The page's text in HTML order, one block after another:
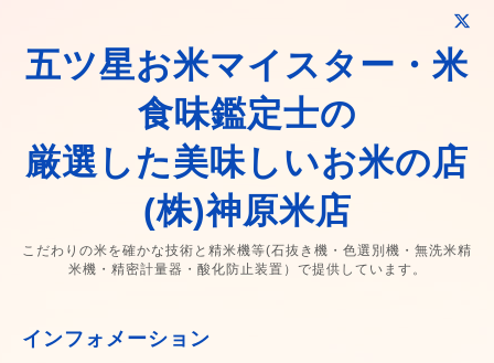
五ツ星お米マイスター・米
食味鑑定士の
厳選した美味しいお米の店
(株)神原米店
こだわりの米を確かな技術と精米機等(石抜き機・色選別機・無洗米精
米機・精密計量器・酸化防止装置）で提供しています。
インフォメーション